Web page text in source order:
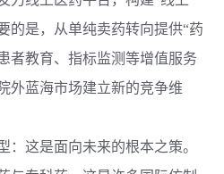
的是，从单纯卖药转向提供“药
者教育、指标监测等增值服务
外蓝海市场建立新的竞争维
： 这是面向未来的根本之策。